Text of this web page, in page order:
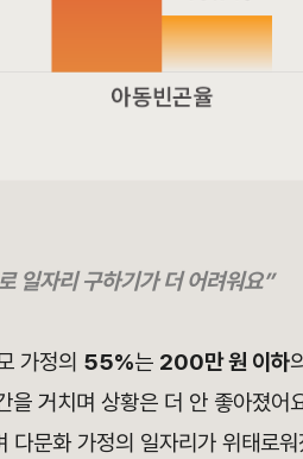
일자리 구하기가 더 어려워요”
가정의 55%는 200만 원 이하의
을 거치며 상황은 더 안 좋아졌
다문화 가정의 일자리가 위태로